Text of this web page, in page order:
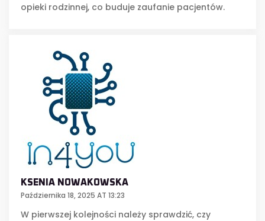
opieki rodzinnej, co buduje zaufanie pacjentów.
KSENIA NOWAKOWSKA
Października 18, 2025 AT 13:23
W pierwszej kolejności należy sprawdzić, czy